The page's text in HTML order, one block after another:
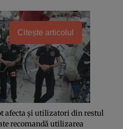
Citește articolul
afecta şi utilizatori din restul
recomandă utilizarea